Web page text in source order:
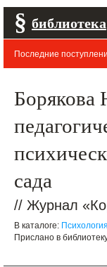
§ библиотека
Последние
сада
// Журнал
В каталоге: Психология
Прислано в